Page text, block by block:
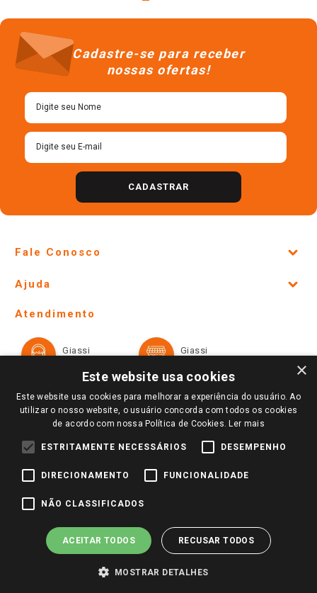
Cadastre-se para receber
nossas ofertas!
CADASTRAR
Fale Conosco
Lojas Físicas e Horários
Ofertas
Televendas
Notícias
Perguntas frequentes
Identidade Visual
Ajuda
Formas de Pagamento
Trocas e Devoluções
Atendimento
Giassi
Giassi
Redes Sociais
Pagamento e Segurança
×
Este website usa cookies
Este website usa cookies para melhorar a experiência do usuário. Ao
utilizar o nosso website, o usuário concorda com todos os cookies
de acordo com nossa Política de Cookies. Ler mais
ESTRITAMENTE NECESSÁRIOS DESEMPENHO
DIRECIONAMENTO FUNCIONALIDADE
NÃO CLASSIFICADOS
ACEITAR TODOS RECUSAR TODOS
MOSTRAR DETALHES